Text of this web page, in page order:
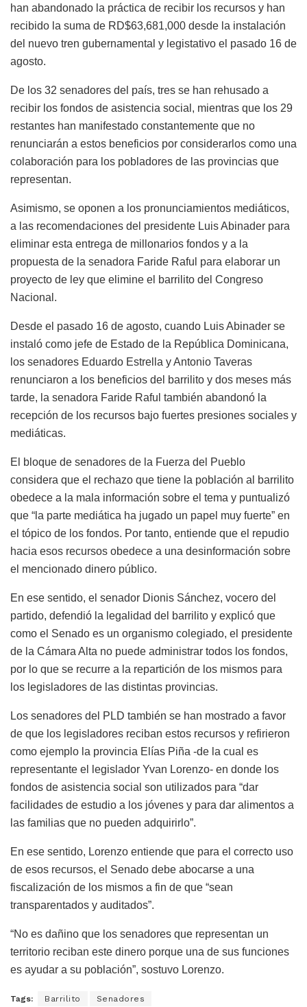
han abandonado la práctica de recibir los recursos y han
recibido la suma de RD$63,681,000 desde la instalación
del nuevo tren gubernamental y legistativo el pasado 16 de
agosto.
De los 32 senadores del país, tres se han rehusado a
recibir los fondos de asistencia social, mientras que los 29
restantes han manifestado constantemente que no
renunciarán a estos beneficios por considerarlos como una
colaboración para los pobladores de las provincias que
representan.
Asimismo, se oponen a los pronunciamientos mediáticos,
a las recomendaciones del presidente Luis Abinader para
eliminar esta entrega de millonarios fondos y a la
propuesta de la senadora Faride Raful para elaborar un
proyecto de ley que elimine el barrilito del Congreso
Nacional.
Desde el pasado 16 de agosto, cuando Luis Abinader se
instaló como jefe de Estado de la República Dominicana,
los senadores Eduardo Estrella y Antonio Taveras
renunciaron a los beneficios del barrilito y dos meses más
tarde, la senadora Faride Raful también abandonó la
recepción de los recursos bajo fuertes presiones sociales y
mediáticas.
El bloque de senadores de la Fuerza del Pueblo
considera que el rechazo que tiene la población al barrilito
obedece a la mala información sobre el tema y puntualizó
que “la parte mediática ha jugado un papel muy fuerte” en
el tópico de los fondos. Por tanto, entiende que el repudio
hacia esos recursos obedece a una desinformación sobre
el mencionado dinero público.
En ese sentido, el senador Dionis Sánchez, vocero del
partido, defendió la legalidad del barrilito y explicó que
como el Senado es un organismo colegiado, el presidente
de la Cámara Alta no puede administrar todos los fondos,
por lo que se recurre a la repartición de los mismos para
los legisladores de las distintas provincias.
Los senadores del PLD también se han mostrado a favor
de que los legisladores reciban estos recursos y refirieron
como ejemplo la provincia Elías Piña -de la cual es
representante el legislador Yvan Lorenzo- en donde los
fondos de asistencia social son utilizados para “dar
facilidades de estudio a los jóvenes y para dar alimentos a
las familias que no pueden adquirirlo”.
En ese sentido, Lorenzo entiende que para el correcto uso
de esos recursos, el Senado debe abocarse a una
fiscalización de los mismos a fin de que “sean
transparentados y auditados”.
“No es dañino que los senadores que representan un
territorio reciban este dinero porque una de sus funciones
es ayudar a su población”, sostuvo Lorenzo.
Tags: Barrilito Senadores